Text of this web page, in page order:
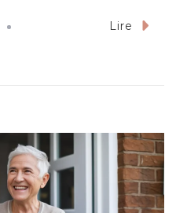
Lire